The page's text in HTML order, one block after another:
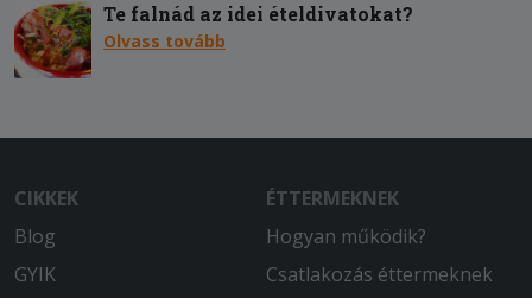
Te falnád az idei ételdivatokat?
Olvass tovább
CIKKEK
Blog
GYIK
ÉTTERMEKNEK
Hogyan működik?
Csatlakozás éttermeknek